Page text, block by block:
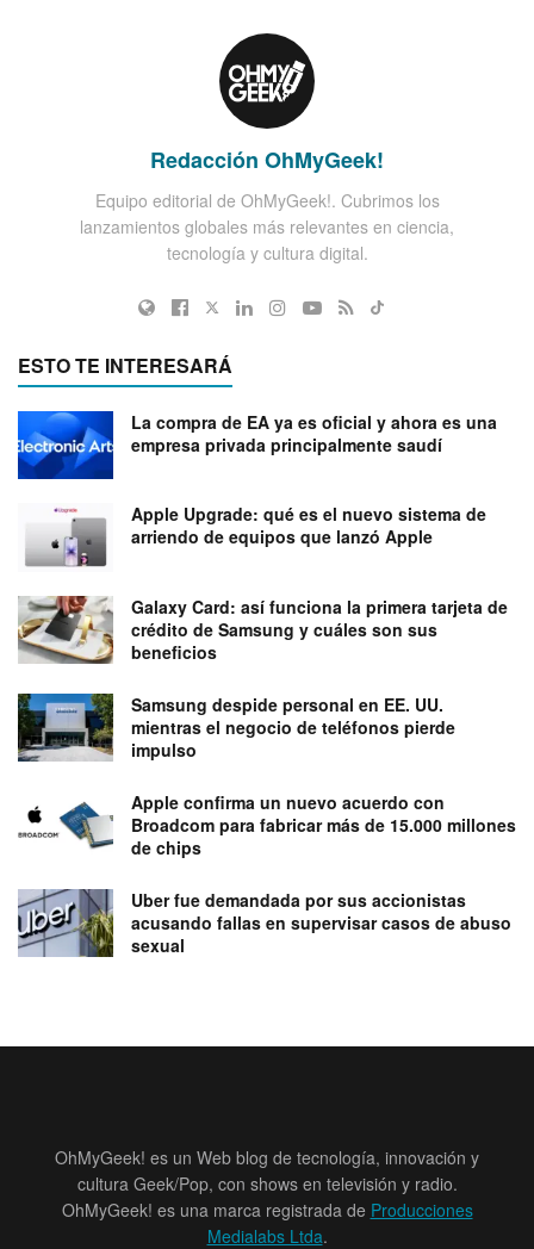
Redacción OhMyGeek!
Equipo editorial de OhMyGeek!. Cubrimos los
lanzamientos globales más relevantes en ciencia,
tecnología y cultura digital.
ESTO TE INTERESARÁ
La compra de EA ya es oficial y ahora es una
empresa privada principalmente saudí
Apple Upgrade: qué es el nuevo sistema de
arriendo de equipos que lanzó Apple
Galaxy Card: así funciona la primera tarjeta de
crédito de Samsung y cuáles son sus
beneficios
Samsung despide personal en EE. UU.
mientras el negocio de teléfonos pierde
impulso
Apple confirma un nuevo acuerdo con
Broadcom para fabricar más de 15.000 millones
de chips
Uber fue demandada por sus accionistas
acusando fallas en supervisar casos de abuso
sexual
OhMyGeek! es un Web blog de tecnología, innovación y
cultura Geek/Pop, con shows en televisión y radio.
OhMyGeek! es una marca registrada de Producciones
Medialabs Ltda.